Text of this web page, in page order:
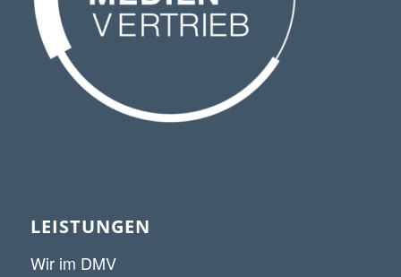
LEISTUNGEN
Wir im DMV